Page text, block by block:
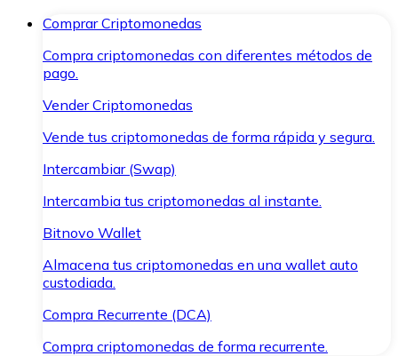
Comprar Criptomonedas
Compra criptomonedas con diferentes métodos de
pago.
Vender Criptomonedas
Vende tus criptomonedas de forma rápida y segura.
Intercambiar (Swap)
Intercambia tus criptomonedas al instante.
Bitnovo Wallet
Almacena tus criptomonedas en una wallet auto
custodiada.
Compra Recurrente (DCA)
Compra criptomonedas de forma recurrente.